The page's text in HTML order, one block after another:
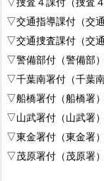
▽交通指導課付（交
▽交通捜査課付（交
▽警備部付（警備部
▽千葉南署付（千葉
▽船橋署付（船橋署
▽山武署付（山武署
▽東金署付（東金署
▽茂原署付（茂原署